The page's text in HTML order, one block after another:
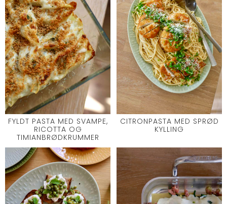
FYLDT PASTA MED SVAMPE,
RICOTTA OG
TIMIANBRØDKRUMMER
CITRONPASTA MED SPRØD
KYLLING